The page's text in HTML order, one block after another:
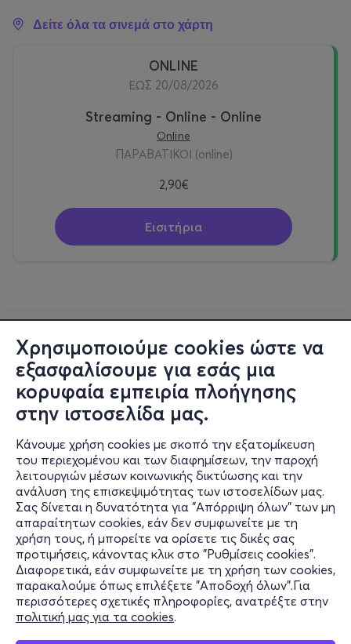
Χρησιμοποιούμε cookies ώστε να
εξασφαλίσουμε για εσάς μια
κορυφαία εμπειρία πλοήγησης
στην ιστοσελίδα μας.
Κάνουμε χρήση cookies με σκοπό την εξατομίκευση
του περιεχομένου και των διαφημίσεων, την παροχή
λειτουργιών μέσων κοινωνικής δικτύωσης και την
ανάλυση της επισκεψιμότητας των ιστοσελίδων μας.
Σας δίνεται η δυνατότητα για "Απόρριψη όλων" των μη
απαραίτητων cookies, εάν δεν συμφωνείτε με τη
χρήση τους, ή μπορείτε να ορίσετε τις δικές σας
προτιμήσεις, κάνοντας κλικ στο "Ρυθμίσεις cookies".
Διαφορετικά, εάν συμφωνείτε με τη χρήση των cookies,
παρακαλούμε όπως επιλέξετε "Αποδοχή όλων".Για
περισσότερες σχετικές πληροφορίες, ανατρέξτε στην
πολιτική μας για τα cookies.
Δείτε όλα τα σινεμά στο χάρτη
ONLINE
ΕΩΣ 20/08/2026
Streaming - Online - Online
Online
ΠΑΡΑΒΑΤΙΚΟΙ (online)
2,90€
Εισιτήρια
Πληροφορίες
Υποστήριξη
Stay Connected